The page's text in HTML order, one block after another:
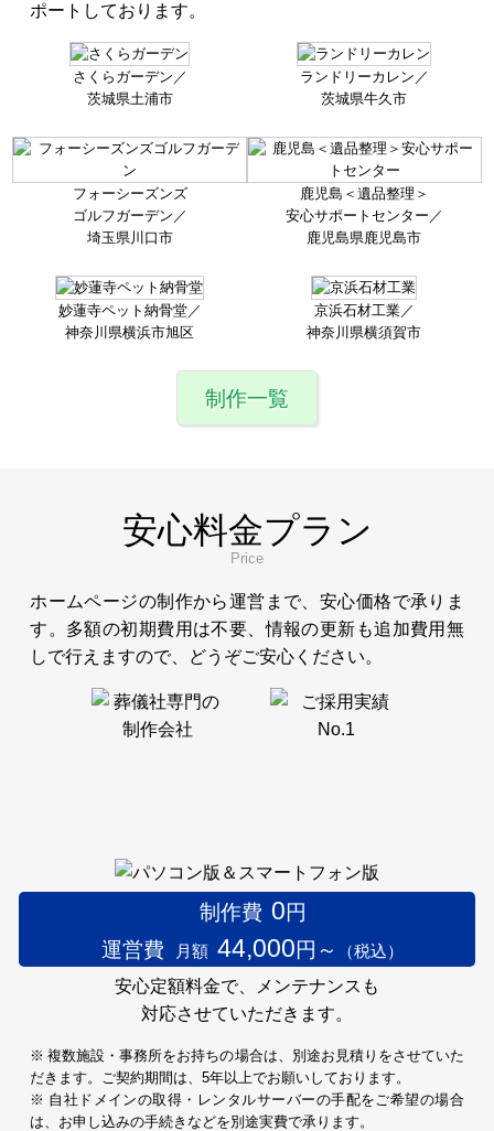
ポートしております。
さくらガーデン／
茨城県土浦市
ランドリーカレン／
茨城県牛久市
フォーシーズンズ
ゴルフガーデン／
埼玉県川口市
鹿児島＜遺品整理＞
安心サポート センター／
鹿児島県鹿児島市
妙蓮寺ペット納骨堂／
神奈川県横浜市旭区
京浜石材工業／
神奈川県横須賀市
制作一覧
安心料金プラン
Price
ホームページの制作から運営まで、安心価格で承りま
す。多額の初期費用は不要、情報の更新も追加費用無
しで行えますので、どうぞご安心ください。
制作費 0円
運営費
月額 44,000円～
（税込）
安心定額料金で、メンテナンスも
対応させていただきます。
※ 複数施設・事務所をお持ちの場合は、別途お見積りをさせていた
だきます。ご契約期間は、5年以上でお願いしております。
※ 自社ドメインの取得・レンタルサーバーの手配をご希望の場合
は、お申し込みの手続きなどを別途実費で承ります。